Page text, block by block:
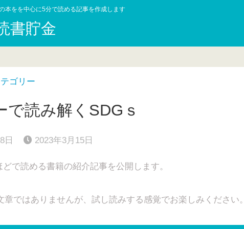
本をを中心に5分で読める記事を作成します
書貯金
ゴリー
で読み解くSDGｓ
日 2023年3月15日
で読める書籍の紹介記事を公開します。
ではありませんが、試し読みする感覚でお楽しみください。